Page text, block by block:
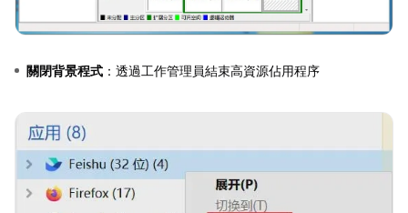
關閉背景程式 ：透過工作管理員結束高資源佔用程序